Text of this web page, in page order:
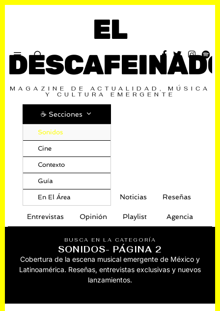
EL
MAGAZINE DE ACTUALIDAD, MÚSICA
Y CULTURA EMERGENTE
☕️ Secciones
Sonidos
Cine
Contexto
Guía
En El Área Noticias Reseñas
Entrevistas Opinión Playlist Agencia
BUSCA EN LA CATEGORÍA
SONIDOS- PÁGINA 2
Cobertura de la escena musical emergente de México y
Latinoamérica. Reseñas, entrevistas exclusivas y nuevos
lanzamientos.